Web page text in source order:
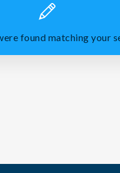
found matching your